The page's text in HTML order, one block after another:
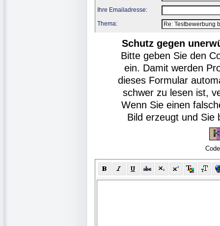
Ihre Emailadresse:
Thema:
Schutz gegen
Bitte geben Sie den
ein. Damit werden
dieses Formular
schwer zu lesen ist,
Wenn Sie einen
Bild erzeugt und Sie